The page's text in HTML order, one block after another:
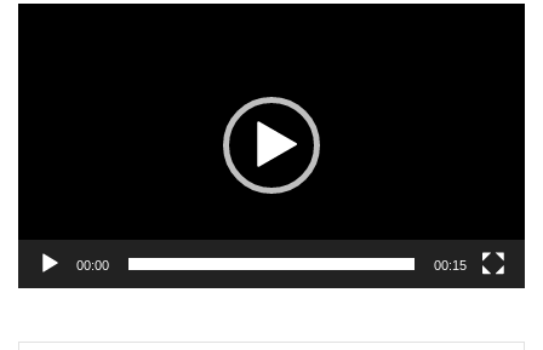
00:00 00:15